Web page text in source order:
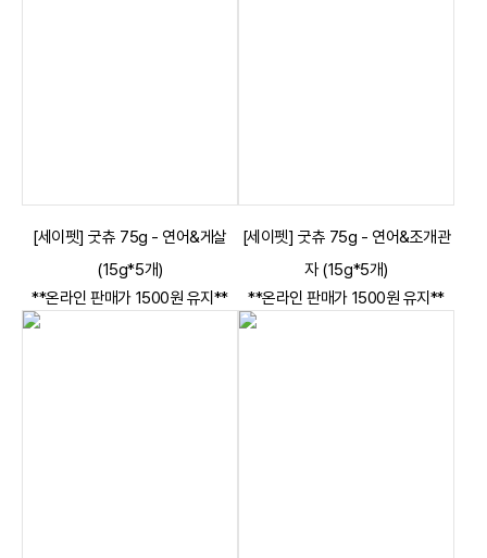
[세이펫] 굿츄 75g - 연어&게살
(15g*5개)
**온라인 판매가 1500원 유지**
[세이펫] 굿츄 75g - 연어&조개관
자 (15g*5개)
**온라인 판매가 1500원 유지**